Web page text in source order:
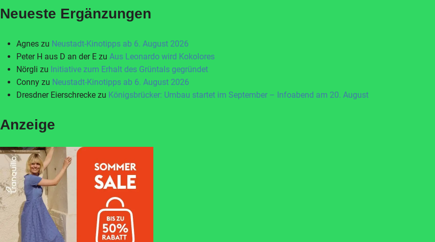
Neueste Ergänzungen
Agnes zu Neustadt-Kinotipps ab 6. August 2026
Peter H aus D an der E zu Aus Leonardo wird Kokolores
Nörgli zu Initiative zum Erhalt des Grüntals gegründet
Conny zu Neustadt-Kinotipps ab 6. August 2026
Dresdner Eierschrecke zu Königsbrücker: Umbau startet im September – Infoabend am 20. August
Anzeige